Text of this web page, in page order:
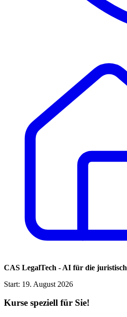
CAS LegalTech - AI für die
Start: 19. August 2026
Kurse speziell für Sie!